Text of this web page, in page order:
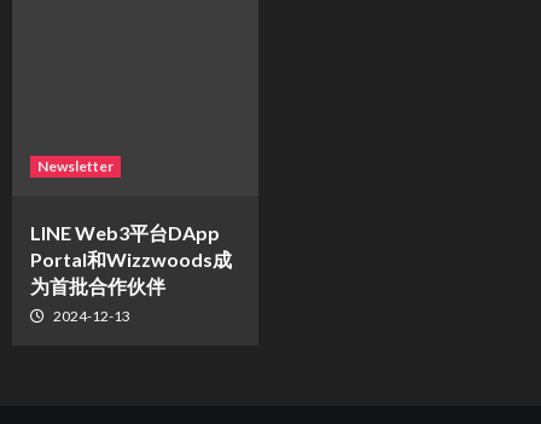
Newsletter
LINE Web3平台DApp
Portal和Wizzwoods成
为首批合作伙伴
2024-12-13